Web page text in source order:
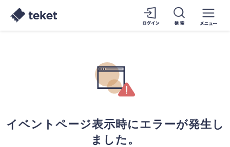
イベントページ表示時にエラーが発生し
ました。